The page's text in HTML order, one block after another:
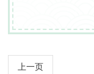
将在沅江之畔浪
上一页